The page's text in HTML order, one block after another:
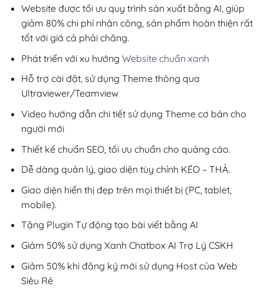
Website được tối ưu quy trình sản xuất bằng AI, giúp
giảm 80% chi phí nhân công, sản phẩm hoàn thiện rất
tốt với giá cả phải chăng.
Phát triển với xu hướng Website chuẩn xanh
Hỗ trợ cài đặt, sử dụng Theme thông qua
Ultraviewer/Teamview
Video hướng dẫn chi tiết sử dụng Theme cơ bản cho
người mới
Thiết kế chuẩn SEO, tối ưu chuẩn cho quảng cáo.
Dễ dàng quản lý, giao diện tùy chỉnh KÉO – THẢ.
Giao diện hiển thị đẹp trên mọi thiết bị (PC, tablet,
mobile).
Tặng Plugin Tự động tạo bài viết bằng AI
Giảm 50% sử dụng Xanh Chatbox AI Trợ Lý CSKH
Giảm 50% khi đăng ký mới sử dụng Host của Web
Siêu Rẻ